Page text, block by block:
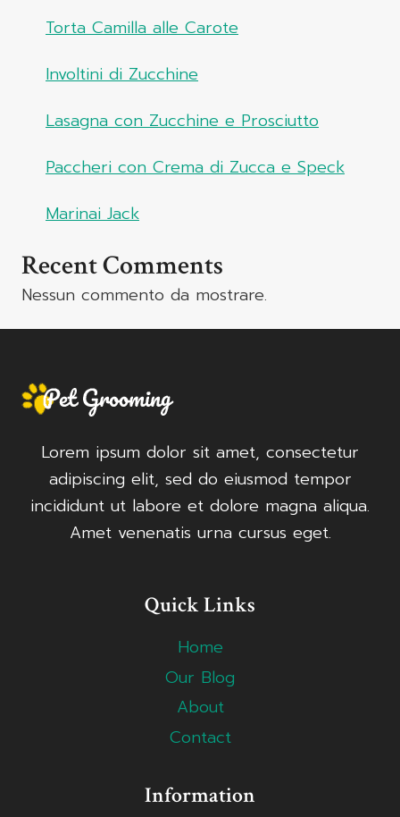
Torta Camilla alle Carote
Involtini di Zucchine
Lasagna con Zucchine e Prosciutto
Paccheri con Crema di Zucca e Speck
Marinai Jack
Recent Comments
Nessun commento da mostrare.
Lorem ipsum dolor sit amet, consectetur
adipiscing elit, sed do eiusmod tempor
incididunt ut labore et dolore magna aliqua.
Amet venenatis urna cursus eget.
Quick Links
Home
Our Blog
About
Contact
Information